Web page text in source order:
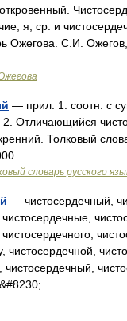
я, ср. и
Ожегова. С.И.
— прил. 1. соотн. с
Отличающийся
Толковый
…
словарь русского
— чистосердечный,
чистосердечной,
…